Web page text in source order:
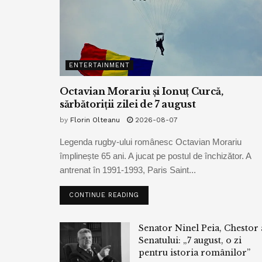
ENTERTAINMENT
Octavian Morariu și Ionuț Curcă,
sărbătoriții zilei de 7 august
by Florin Olteanu 2026-08-07
Legenda rugby-ului românesc Octavian Morariu
împlinește 65 ani. A jucat pe postul de închizător. A
antrenat în 1991-1993, Paris Saint...
CONTINUE READING
Senator Ninel Peia, Chestor
Senatului: „7 august, o zi
pentru istoria românilor”